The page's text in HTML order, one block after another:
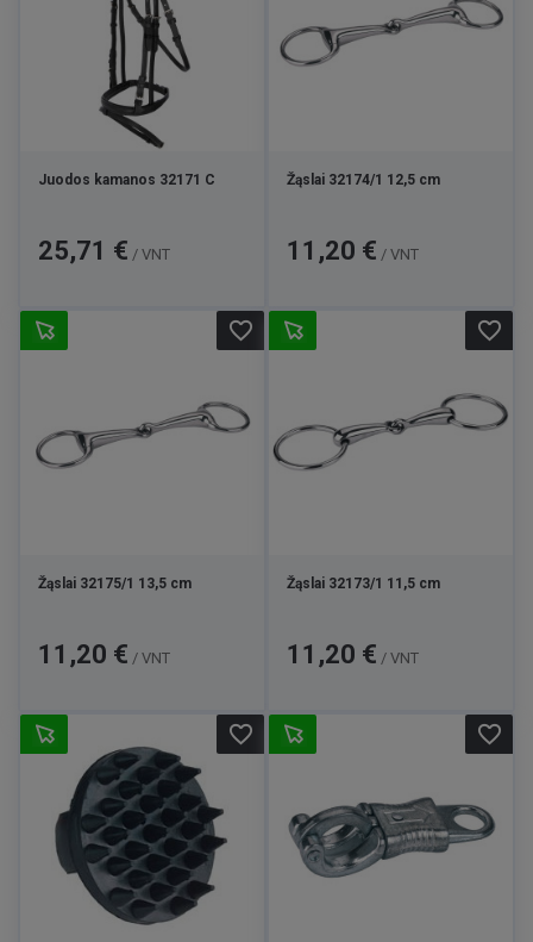
Juodos kamanos 32171 C
Kaina
25,71 € / VNT
Žąslai 32174/1 12,5 cm
Kaina
11,20 € / VNT
Žąslai 32175/1 13,5 cm
Kaina
11,20 € / VNT
favorite_border
Žąslai 32173/1 11,5 cm
Kaina
11,20 € / VNT
favorite_border
favorite_border favorite_border